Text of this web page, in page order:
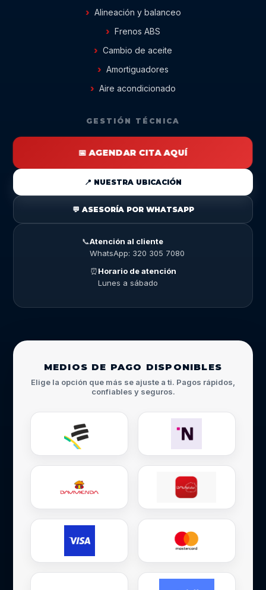
Alineación y balanceo
Frenos ABS
Cambio de aceite
Amortiguadores
Aire acondicionado
GESTIÓN TÉCNICA
📅 AGENDAR CITA AQUÍ
📍 NUESTRA UBICACIÓN
💬 ASESORÍA POR WHATSAPP
📞Atención al cliente
WhatsApp: 320 305 7080
⏰Horario de atención
Lunes a sábado
MEDIOS DE PAGO DISPONIBLES
Elige la opción que más se ajuste a ti. Pagos rápidos,
confiables y seguros.